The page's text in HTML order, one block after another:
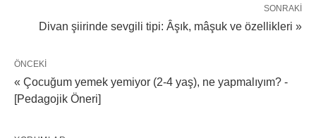
SONRAKI
Divan şiirinde sevgili tipi: Âşık, mâşuk ve özellikleri »
ÖNCEKI
« Çocuğum yemek yemiyor (2-4 yaş), ne yapmalıyım? -
[Pedagojik Öneri]